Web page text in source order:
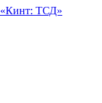
ТСД»